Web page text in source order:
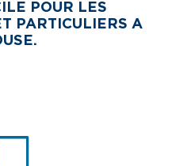
POUR LES
PARTICULIERS A